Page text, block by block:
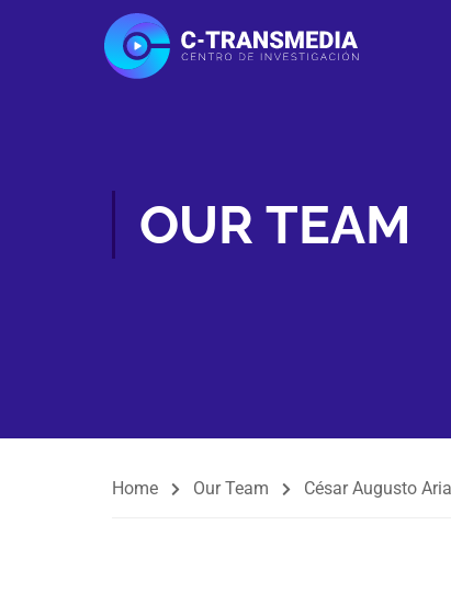
OUR TEAM
Home Our Team César Augusto